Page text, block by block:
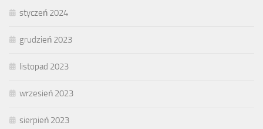
styczeń 2024
grudzień 2023
listopad 2023
wrzesień 2023
sierpień 2023